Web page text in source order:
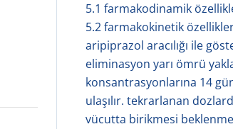
5.1 farmakodinamik
5.2 farmakokinetik
aripiprazol aracılığı ile
eliminasyon yarı ömrü
konsantrasyonlarına 14
ulaşılır. tekrarlanan
vücutta birikmesi